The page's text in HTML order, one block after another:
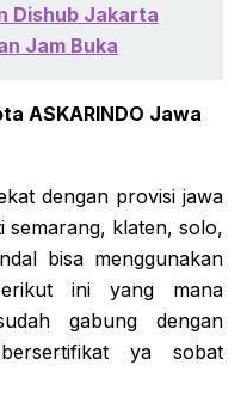
Dishub Jakarta
Jam Buka
ASKARINDO Jawa
dengan provisi jawa
semarang, klaten, solo,
bisa menggunakan
ini yang mana
gabung dengan
ya sobat